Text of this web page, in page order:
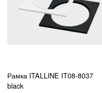
Рамка ITALLINE IT08-8037
black